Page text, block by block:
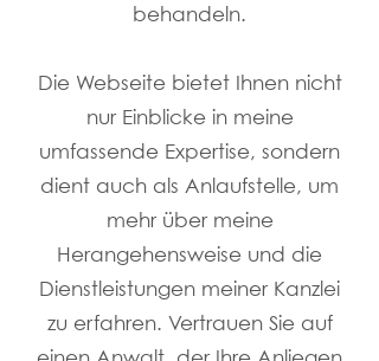
behandeln.
Die Webseite bietet Ihnen nicht
nur Einblicke in meine
umfassende Expertise, sondern
dient auch als Anlaufstelle, um
mehr über meine
Herangehensweise und die
Dienstleistungen meiner Kanzlei
zu erfahren. Vertrauen Sie auf